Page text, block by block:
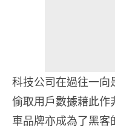
科技公司在過往一向
偷取用戶數據藉此作
車品牌亦成為了黑客